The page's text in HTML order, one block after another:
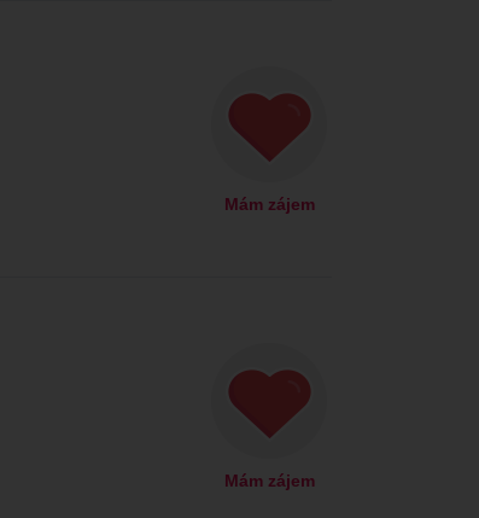
Mám zájem
Mám zájem